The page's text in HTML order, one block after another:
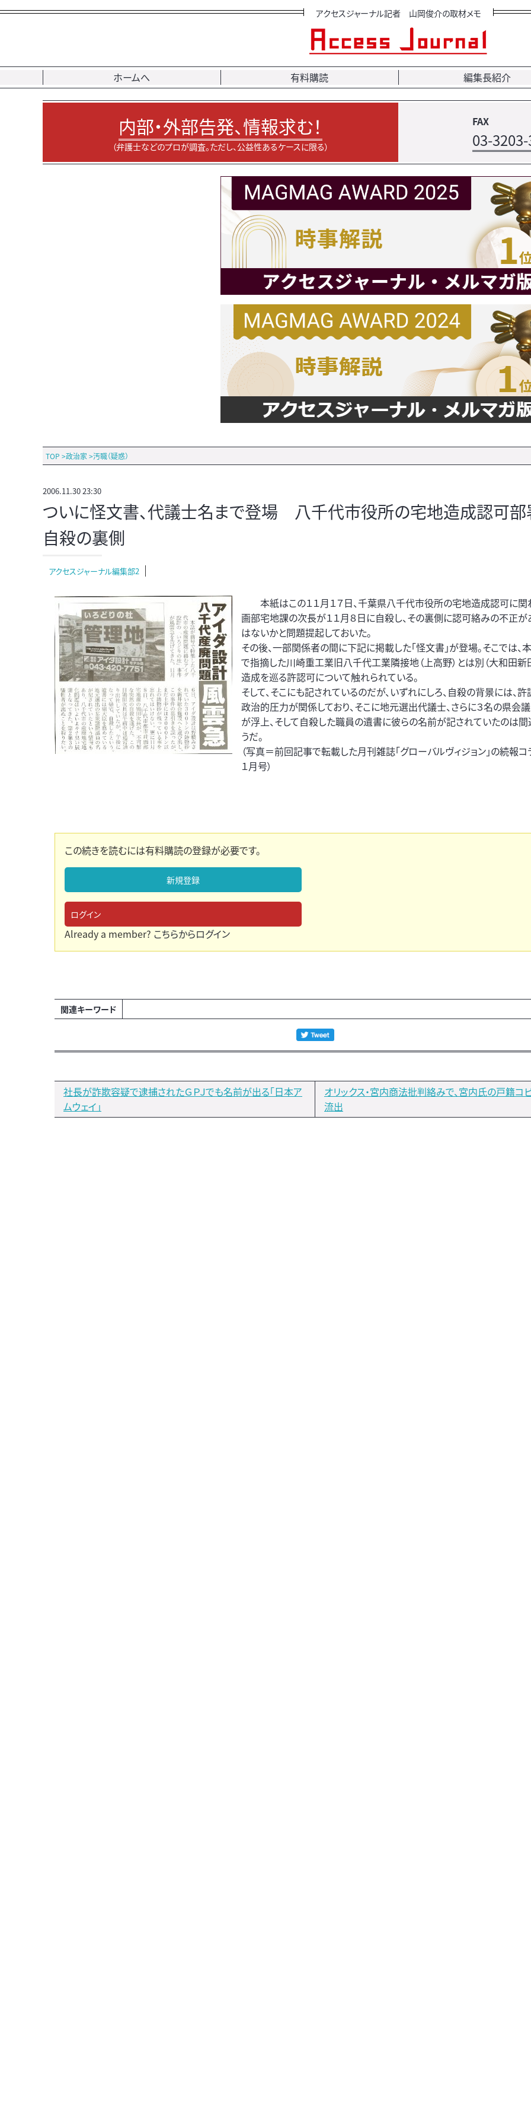
アクセスジャーナル記者 山岡俊介の取材メモ
ホームへ 有料購読 編集長紹介
内部・外部告発、情報求む！
（弁護士などのプロが調査。ただし、公益性あるケースに限る）
FAX
03-
TOP >政治家 >汚職（疑惑）
2006.11.30 23:30
ついに怪文書、代議士名まで登場 八千代市役所の宅地造成認可
自殺の裏側
アクセスジャーナル編集部2
本紙はこの１１月１７日、千葉県八千代市役所の宅地造成認可に関
画部宅地課の次長が１１月８日に自殺し、その裏側に認可絡みの不正が
はないかと問題提起しておいた。
その後、一部関係者の間に下記に掲載した「怪文書」が登場。そこでは、
で指摘した川崎重工業旧八千代工業隣接地（上高野）とは別（大和田新
造成を巡る許認可について触れられている。
そして、そこにも記されているのだが、いずれにしろ、自殺の背景には、
政治的圧力が関係しており、そこに地元選出代議士、さらに３名の県会
が浮上、そして自殺した職員の遺書に彼らの名前が記されていたのは
うだ。
（写真＝前回記事で転載した月刊雑誌「グローバルヴィジョン」の続報コ
１月号）
この続きを読むには有料購読の登録が必要です。
新規登録
ログイン
Already a member? こちらからログイン
関連キーワード
社長が詐欺容疑で逮捕されたＧＰＪでも名前が出る「日本ア
ムウェイ」
オリックス・宮内商法批判絡みで、宮内氏の戸籍コ
流出